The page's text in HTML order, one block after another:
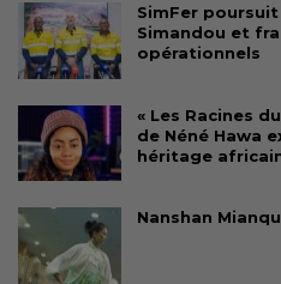
SimFer
Simandou et
opérationnels
« Les Racines
de Néné Hawa
héritage
Nanshan